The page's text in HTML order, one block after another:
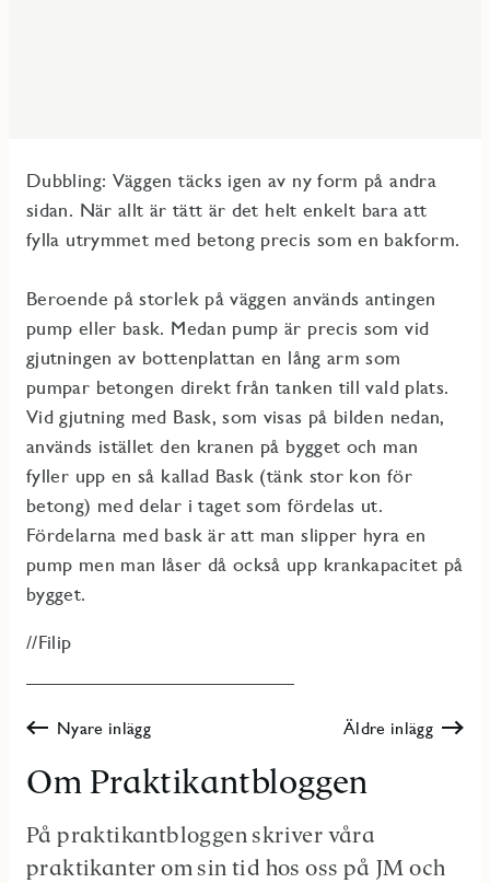
Dubbling: Väggen täcks igen av ny form på andra
sidan. När allt är tätt är det helt enkelt bara att
fylla utrymmet med betong precis som en bakform.
Beroende på storlek på väggen används antingen
pump eller bask. Medan pump är precis som vid
gjutningen av bottenplattan en lång arm som
pumpar betongen direkt från tanken till vald plats.
Vid gjutning med Bask, som visas på bilden nedan,
används istället den kranen på bygget och man
fyller upp en så kallad Bask (tänk stor kon för
betong) med delar i taget som fördelas ut.
Fördelarna med bask är att man slipper hyra en
pump men man låser då också upp krankapacitet på
bygget.
//Filip
Nyare inlägg Äldre inlägg
Om Praktikantbloggen
På praktikantbloggen skriver våra
praktikanter om sin tid hos oss på JM och